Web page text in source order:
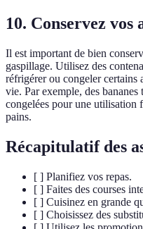
10. Conservez
Il est important de bien
gaspillage. Utilisez des
réfrigérer ou congeler certains
vie. Par exemple, des
congelées pour une utilisation
pains.
Récapitulatif des
[ ] Planifiez vos repas.
[ ] Faites des courses
[ ] Cuisinez en grande
[ ] Choisissez des